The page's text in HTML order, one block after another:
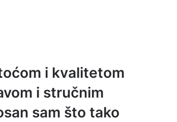
i kvalitetom
i stručnim
sam što tako